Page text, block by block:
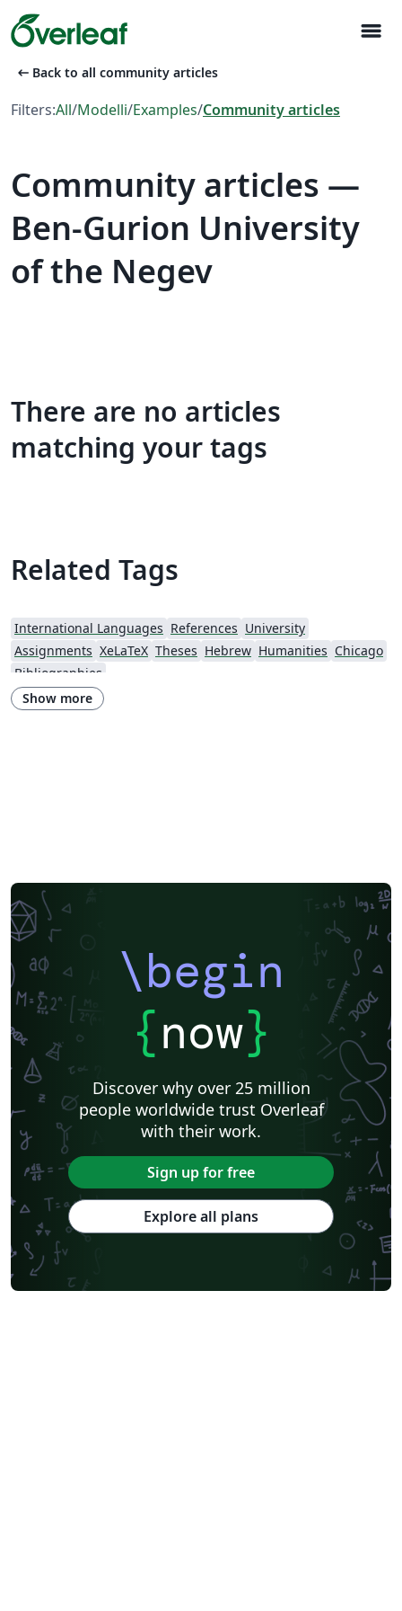
menu
arrow_left_alt Back to all community articles
Filters:All/Modelli/Examples/Community articles
Community articles —
Ben-Gurion University
of the Negev
There are no articles
matching your tags
Related Tags
International Languages References University
Assignments XeLaTeX Theses Hebrew Humanities Chicago
Bibliographies
Show more
\begin
{now}
Discover why over 25 million
people worldwide trust Overleaf
with their work.
Sign up for free
Explore all plans